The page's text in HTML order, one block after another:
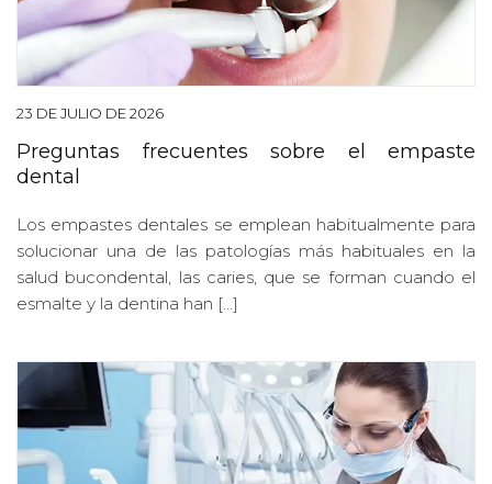
23 DE JULIO DE 2026
Preguntas frecuentes sobre el empaste
dental
Los empastes dentales se emplean habitualmente para
solucionar una de las patologías más habituales en la
salud bucondental, las caries, que se forman cuando el
esmalte y la dentina han […]